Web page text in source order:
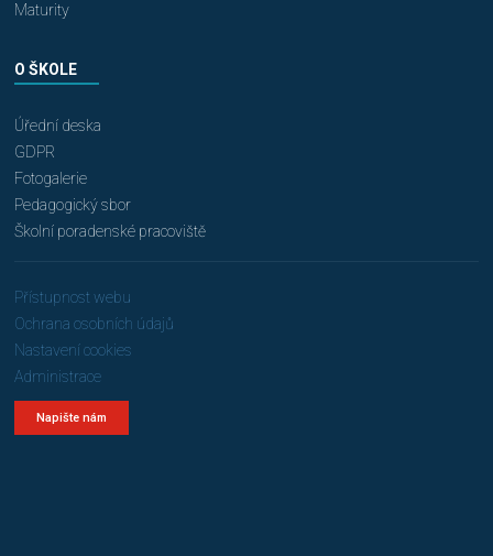
Maturity
O ŠKOLE
Úřední deska
GDPR
Fotogalerie
Pedagogický sbor
Školní poradenské pracoviště
Přístupnost webu
Ochrana osobních údajů
Nastavení cookies
Administrace
Napište nám